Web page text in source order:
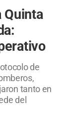
Quinta
de
tanto en
del